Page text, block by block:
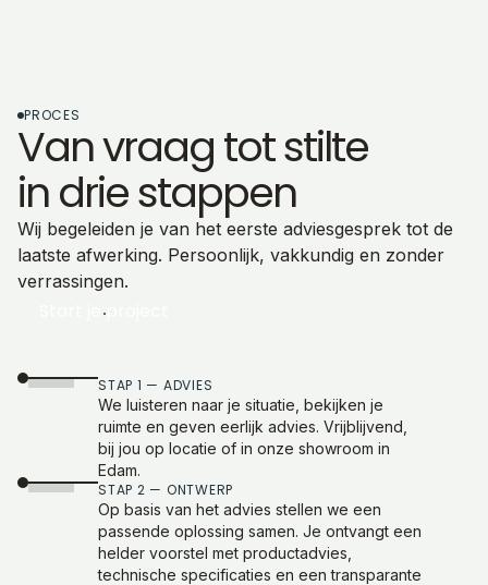
PROCES
Van vraag tot stilte
in drie stappen
Wij begeleiden je van het eerste adviesgesprek tot de
laatste afwerking. Persoonlijk, vakkundig en zonder
verrassingen.
Start je project
STAP 1 — ADVIES
We luisteren naar je situatie, bekijken je
ruimte en geven eerlijk advies. Vrijblijvend,
bij jou op locatie of in onze showroom in
Edam.
STAP 2 — ONTWERP
Op basis van het advies stellen we een
passende oplossing samen. Je ontvangt een
helder voorstel met productadvies,
technische specificaties en een transparante